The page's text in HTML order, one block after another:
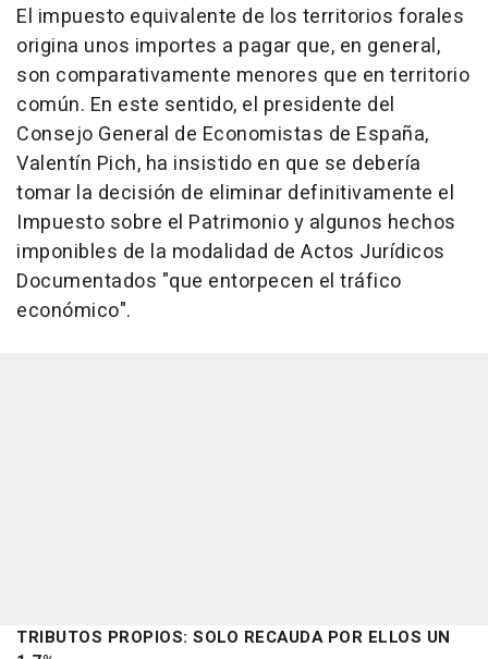
El impuesto equivalente de los territorios forales
origina unos importes a pagar que, en general,
son comparativamente menores que en territorio
común. En este sentido, el presidente del
Consejo General de Economistas de España,
Valentín Pich, ha insistido en que se debería
tomar la decisión de eliminar definitivamente el
Impuesto sobre el Patrimonio y algunos hechos
imponibles de la modalidad de Actos Jurídicos
Documentados "que entorpecen el tráfico
económico".
TRIBUTOS PROPIOS: SOLO RECAUDA POR ELLOS UN